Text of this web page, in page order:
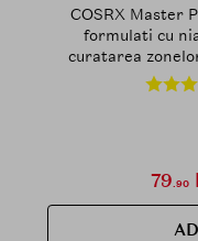
COSRX Master
formulati cu
curatarea
puncte negre,
79.90